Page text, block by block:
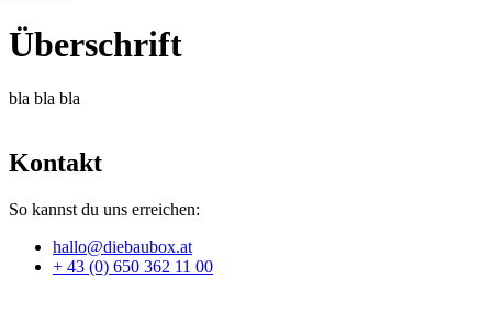
Überschrift
bla bla bla
Kontakt
So kannst du uns erreichen:
hallo@diebaubox.at
+ 43 (0) 650 362 11 00